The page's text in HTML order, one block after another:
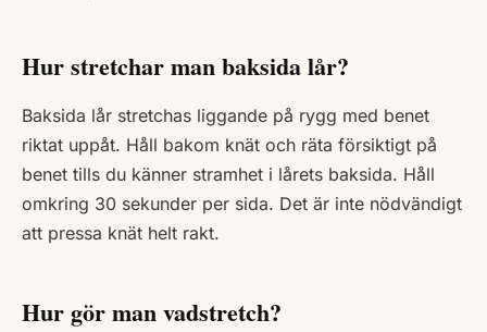
Hur stretchar man baksida lår?
Baksida lår stretchas liggande på rygg med benet
riktat uppåt. Håll bakom knät och räta försiktigt på
benet tills du känner stramhet i lårets baksida. Håll
omkring 30 sekunder per sida. Det är inte nödvändigt
att pressa knät helt rakt.
Hur gör man vadstretch?